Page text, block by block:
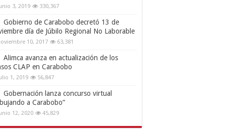
3, 2019 330,367
Gobierno de Carabobo decretó 13 de
día de Júbilo Regional No Laborable
10, 2017 63,381
Alimca avanza en actualización de los
CLAP en Carabobo
1, 2019 56,847
Gobernación lanza concurso virtual
a Carabobo”
12, 2020 45,829